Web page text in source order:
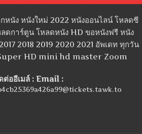
หนัง หนังใหม่ 2022 หนังออนไลน์ โหลดซี
ดการ์ตูน โหลดหนัง HD ขอหนังฟรี หนัง
2018 2019 2020 2021 อัพเดท ทุกวัน
Super HD mini hd master Zoom
ต่ออีเมล์ : Email :